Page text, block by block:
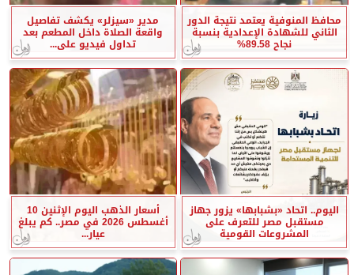
محافظ المنوفية يعتمد نتيجة الدور
الثاني للشهادة الإعدادية بنسبة
نجاح 89.58%
مدير «سيزلر» يكشف تفاصيل
واقعة الصلاة داخل المطعم بعد
تداول فيديو على...
اليوم.. اتحاد «بشبابها» يزور جهاز
مستقبل مصر للتعرف على
المشروعات القومية
أسعار الذهب اليوم الإثنين 10
أغسطس 2026 في مصر.. كم يبلغ
عيار...